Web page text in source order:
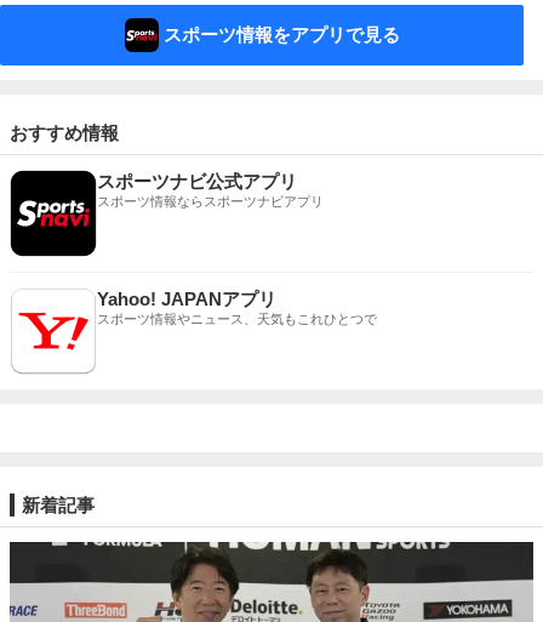
スポーツ情報をアプリで見る
おすすめ情報
スポーツナビ公式アプリ
スポーツ情報ならスポーツナビアプリ
Yahoo! JAPANアプリ
スポーツ情報やニュース、天気もこれひとつで
新着記事